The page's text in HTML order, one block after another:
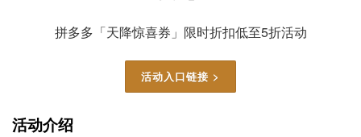
拼多多「天降惊喜券」限时折扣低至5折活动
活动入口链接 >
活动介绍